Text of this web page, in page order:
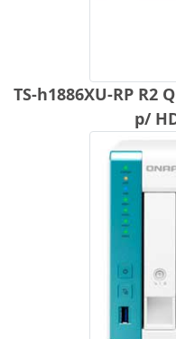
TS-h1886XU-RP R2
p/